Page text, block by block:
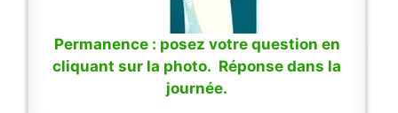
Permanence : posez votre question en
cliquant sur la photo. Réponse dans la
journée.